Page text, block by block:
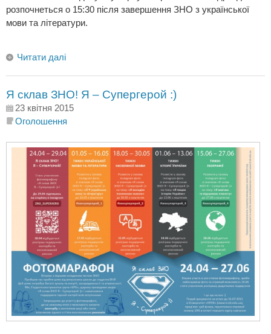
розпочнеться о 15:30 після завершення ЗНО з української
мови та літератури.
Читати далі
Я склав ЗНО! Я – Супергерой :)
23 квітня 2015
Оголошення